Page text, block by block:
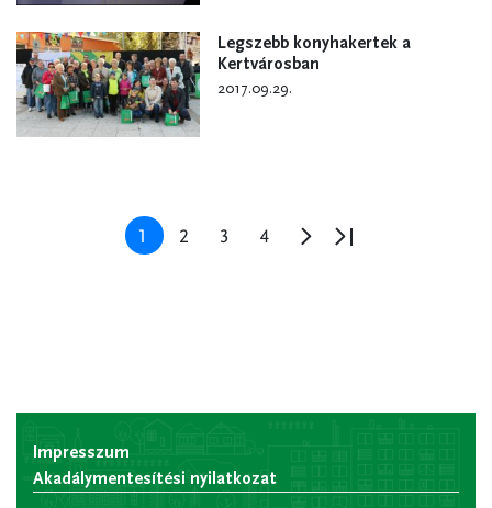
Legszebb konyhakertek a
Kertvárosban
2017.09.29.
Jelenlegi
oldal
1 Oldal
2 Oldal
3 Oldal
4
Következő
Utolsó
Impresszum
Akadálymentesítési nyilatkozat